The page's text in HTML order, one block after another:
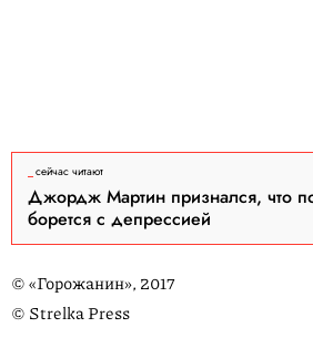
сейчас читают
Джордж Мартин признался, что
борется с депрессией
© «Горожанин», 2017
© Strelka Press